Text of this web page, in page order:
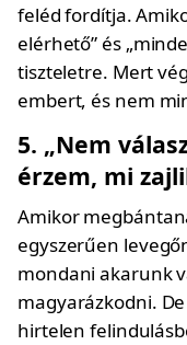
feléd fordítja.
elérhető” és
tiszteletre. Mert
embert, és nem
5. „Nem
érzem, mi
Amikor
egyszerűen
mondani akarunk
magyarázkodni.
hirtelen